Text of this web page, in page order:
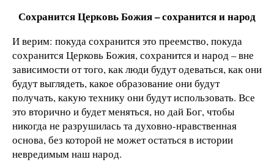
Сохранится Церковь Божия ­– сохранится и народ
И верим: покуда сохранится это преемство, покуда
сохранится Церковь Божия, сохранится и народ – вне
зависимости от того, как люди будут одеваться, как они
будут выглядеть, какое образование они будут
получать, какую технику они будут использовать. Все
это вторично и будет меняться, но дай Бог, чтобы
никогда не разрушилась та духовно-нравственная
основа, без которой не может остаться в истории
невредимым наш народ.